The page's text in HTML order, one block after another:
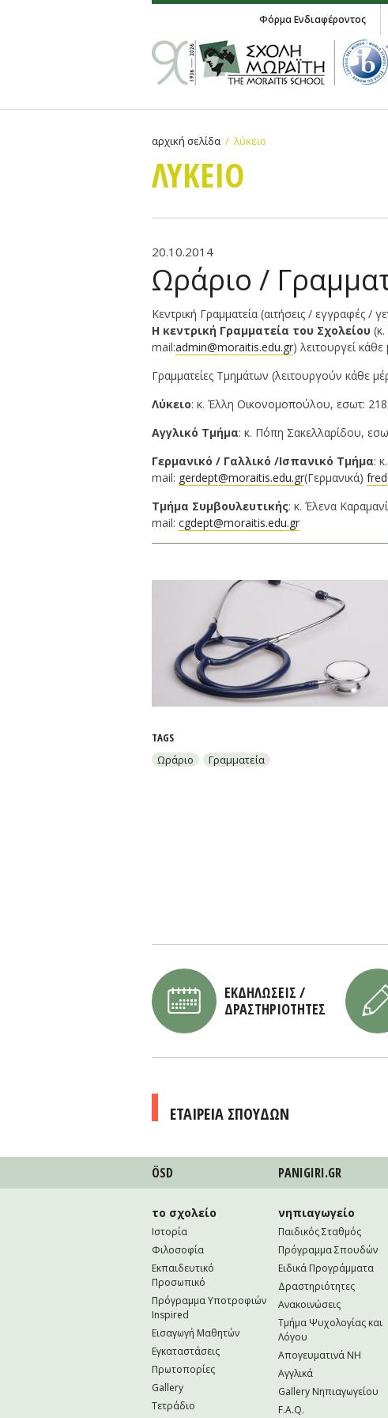
Φόρμα Ενδιαφέροντος
αρχική σελίδα λύκειο
ΛΥΚΕΙΟ
20.10.2014
Ωράριο /
Κεντρική Γραμματεία (αιτήσεις / εγγραφές /
Η κεντρική Γραμματεία του Σχολείου
mail:admin@moraitis.edu.gr) λειτουργεί
Γραμματείες Τμημάτων (λειτουργούν κάθε
Λύκειο: κ. Έλλη Οικονομοπούλου, εσωτ:
Αγγλικό Τμήμα: κ. Πόπη Σακελλαρίδου,
Γερμανικό / Γαλλικό /Ισπανικό Τμήμα:
mail: gerdept@moraitis.edu.gr(Γερμανικά)
Τμήμα Συμβουλευτικής: κ. Έλενα
mail: cgdept@moraitis.edu.gr
TAGS
Ωράριο
Γραμματεία
ΕΚΔΗΛΩΣΕΙΣ /
ΔΡΑΣΤΗΡΙΟΤΗΤΕΣ
ΕΤΑΙΡΕΙΑ ΣΠΟΥΔΩΝ
ÖSD PANIGIRI.GR
το σχολείο
Ιστορία
Φιλοσοφία
Εκπαιδευτικό
Προσωπικό
Πρόγραμμα Υποτροφιών
Inspired
Εισαγωγή Μαθητών
Εγκαταστάσεις
Πρωτοπορίες
Gallery
Τετράδιο
νηπιαγωγείο
Παιδικός Σταθμός
Πρόγραμμα Σπουδών
Ειδικά Προγράμματα
Δραστηριότητες
Ανακοινώσεις
Τμήμα Ψυχολογίας και
Λόγου
Απογευματινά NH
Αγγλικά
Gallery Νηπιαγωγείου
F.A.Q.